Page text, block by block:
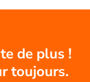
de plus !
toujours.